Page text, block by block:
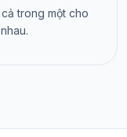
trong một cho